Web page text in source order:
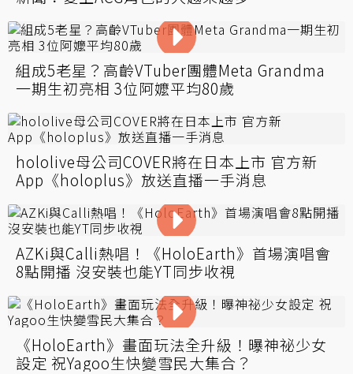
組成5老星？高齡VTuber團體Meta Grandma
一期生初亮相 3位阿嬤平均80歲
hololive母公司COVER將在日本上市 官方新
App《holoplus》放送直播一手消息
AZKi與Calli熱唱！《HoloEarth》首場演唱會
8點開播 沒安裝也能YT同步收視
《HoloEarth》畫面玩法全升級！曝神祕少女
設定 祝Yagoo生快變雪民大集合？